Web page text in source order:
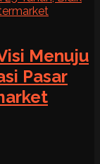
Menuju
Pasar